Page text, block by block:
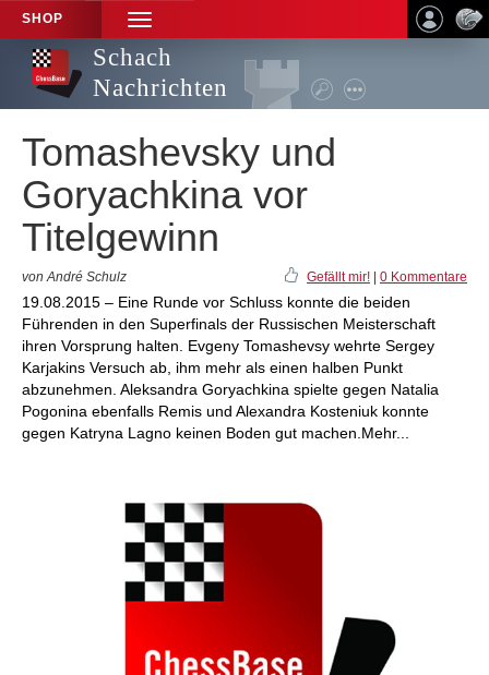
SHOP
TOGGLE
NAVIGATION
Schach
Nachrichten
Tomashevsky und
Goryachkina vor
Titelgewinn
von André Schulz Gefällt mir! 0 Kommentare
19.08.2015 – Eine Runde vor Schluss konnte die beiden
Führenden in den Superfinals der Russischen Meisterschaft
ihren Vorsprung halten. Evgeny Tomashevsy wehrte Sergey
Karjakins Versuch ab, ihm mehr als einen halben Punkt
abzunehmen. Aleksandra Goryachkina spielte gegen Natalia
Pogonina ebenfalls Remis und Alexandra Kosteniuk konnte
gegen Katryna Lagno keinen Boden gut machen.Mehr...